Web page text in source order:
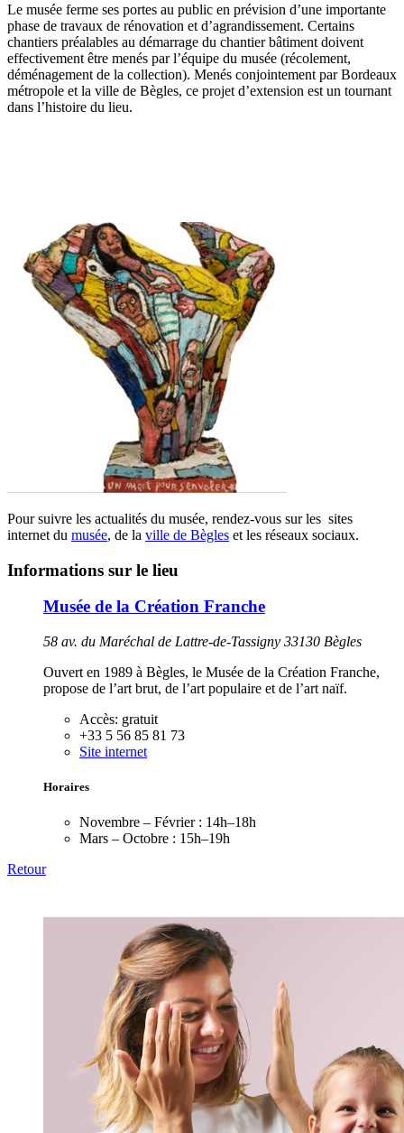
Le musée ferme ses portes au public en prévision d’une importante
phase de travaux de rénovation et d’agrandissement. Certains
chantiers préalables au démarrage du chantier bâtiment doivent
effectivement être menés par l’équipe du musée (récolement,
déménagement de la collection). Menés conjointement par Bordeaux
métropole et la ville de Bègles, ce projet d’extension est un tournant
dans l’histoire du lieu.
Pour suivre les actualités du musée, rendez-vous sur les sites
internet du musée, de la ville de Bègles et les réseaux sociaux.
Informations sur le lieu
Musée de la Création Franche
58 av. du Maréchal de Lattre-de-Tassigny 33130 Bègles
Ouvert en 1989 à Bègles, le Musée de la Création Franche,
propose de l’art brut, de l’art populaire et de l’art naïf.
Accès: gratuit
+33 5 56 85 81 73
Site internet
Horaires
Novembre – Février : 14h–18h
Mars – Octobre : 15h–19h
Retour